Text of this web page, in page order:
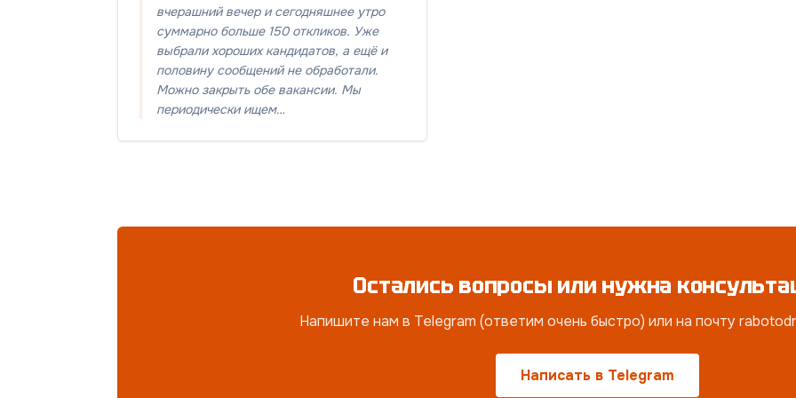
вчерашний вечер и сегодняшнее утро
суммарно больше 150 откликов. Уже
выбрали хороших кандидатов, а ещё и
половину сообщений не обработали.
Можно закрыть обе вакансии. Мы
периодически ищем…
Остались вопросы или нужна
Напишите нам в Telegram (ответим очень быстро) или на почту
Написать в Telegram